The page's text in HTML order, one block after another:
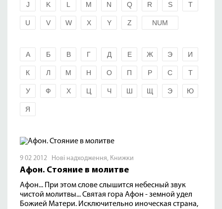
J K L M N Q R S T
U V W X Y Z NUM
А Б В Г Д Е Ж Э И
К Л М Н О П Р С Т
У Ф Х Ц Ч Ш Щ Э Ю
Я
9 02 2012 Нові надходження, Книжки
Афон. Стояние в молитве
Афон... При этом слове слышится небесный звук
чистой молитвы... Святая гора Афон - земной удел
Божией Матери. Исключительно иноческая страна,